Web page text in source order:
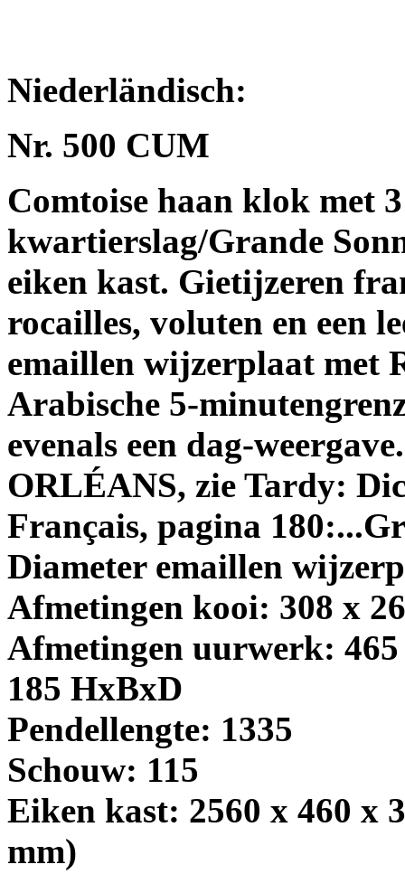
Niederländisch:
Nr. 500 CUM
Comtoise haan klok met
kwartierslag/Grande
eiken kast. Gietijzeren
rocailles, voluten en een
emaillen wijzerplaat met
Arabische 5-
evenals een dag-
ORLÉANS, zie Tardy:
Français, pagina
Diameter emaillen
Afmetingen kooi: 308 x
Afmetingen uurwerk:
185 HxBxD
Pendellengte: 1335
Schouw: 115
Eiken kast: 2560 x 460 x
mm)